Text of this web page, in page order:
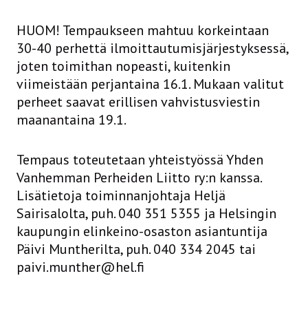
HUOM! Tempaukseen mahtuu korkeintaan
30-40 perhettä ilmoittautumisjärjestyksessä,
joten toimithan nopeasti, kuitenkin
viimeistään perjantaina 16.1. Mukaan valitut
perheet saavat erillisen vahvistusviestin
maanantaina 19.1.
Tempaus toteutetaan yhteistyössä Yhden
Vanhemman Perheiden Liitto ry:n kanssa.
Lisätietoja toiminnanjohtaja Heljä
Sairisalolta, puh. 040 351 5355 ja Helsingin
kaupungin elinkeino-osaston asiantuntija
Päivi Muntherilta, puh. 040 334 2045 tai
paivi.munther@hel.fi